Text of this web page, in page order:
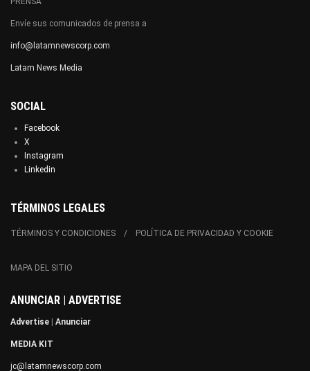
Envíe sus comunicados de prensa a
info@latamnewscorp.com
Latam News Media
SOCIAL
Facebook
X
Instagram
Linkedin
TÉRMINOS LEGALES
TÉRMINOS Y CONDICIONES POLÍTICA DE PRIVACIDAD Y COOKIE
MAPA DEL SITIO
ANUNCIAR | ADVERTISE
Advertise Anunciar
MEDIA KIT
jc@latamnewscorp.com